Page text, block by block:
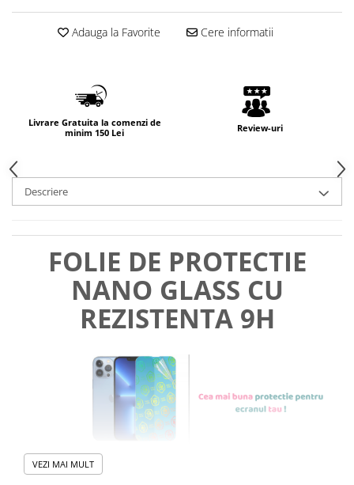
Adauga la Favorite Cere informatii
Livrare Gratuita la comenzi de
minim 150 Lei
Review-uri
Descriere
FOLIE DE PROTECTIE
NANO GLASS CU
REZISTENTA 9H
VEZI MAI MULT